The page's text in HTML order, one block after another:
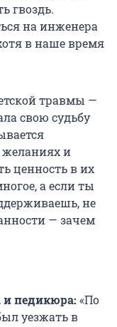
гвоздь.
на инженера
в наше время
травмы —
свою судьбу
желаниях и
ценность в их
а если ты
не
— зачем
и педикюра: «По
уезжать в